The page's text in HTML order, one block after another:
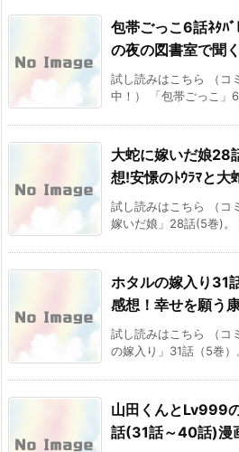
包帯ごっこ6話ﾈﾀﾊ
の夜の図書室で聞
試し読みはこちら （コ
中！） 「包帯ごっこ」
大蛇に嫁いだ娘28
想!安憬のﾄｳﾗﾏと大
試し読みはこちら （コ
嫁いだ娘」28話(5巻)。
ホタルの嫁入り31
感想！幸せを願う
試し読みはこちら （コ
の嫁入り」31話（5巻
山田くんとLv999
話(31話～40話)漫